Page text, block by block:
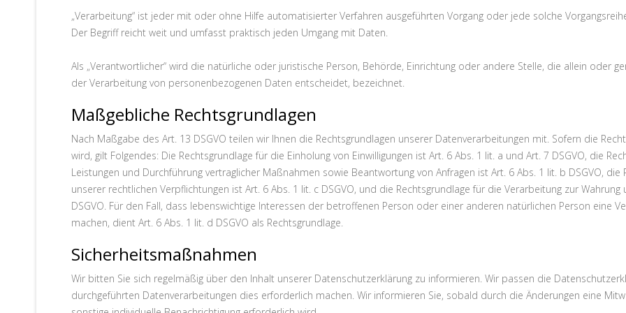
„Verarbeitung“ ist jeder mit oder ohne Hilfe automatisierter Verfahren ausgeführten Vorgang oder jede solche
Der Begriff reicht weit und umfasst praktisch jeden Umgang mit Daten.
Als „Verantwortlicher“ wird die natürliche oder juristische Person, Behörde, Einrichtung oder andere Stelle, die allein oder
der Verarbeitung von personenbezogenen Daten entscheidet, bezeichnet.
Maßgebliche Rechtsgrundlagen
Nach Maßgabe des Art. 13 DSGVO teilen wir Ihnen die Rechtsgrundlagen unserer Datenverarbeitungen mit. Sofern die
wird, gilt Folgendes: Die Rechtsgrundlage für die Einholung von Einwilligungen ist Art. 6 Abs. 1 lit. a und Art. 7 DSGVO, die
Leistungen und Durchführung vertraglicher Maßnahmen sowie Beantwortung von Anfragen ist Art. 6 Abs. 1 lit. b DSGVO,
unserer rechtlichen Verpflichtungen ist Art. 6 Abs. 1 lit. c DSGVO, und die Rechtsgrundlage für die Verarbeitung zur
DSGVO. Für den Fall, dass lebenswichtige Interessen der betroffenen Person oder einer anderen natürlichen Person eine
machen, dient Art. 6 Abs. 1 lit. d DSGVO als Rechtsgrundlage.
Sicherheitsmaßnahmen
Wir bitten Sie sich regelmäßig über den Inhalt unserer Datenschutzerklärung zu informieren. Wir passen die
durchgeführten Datenverarbeitungen dies erforderlich machen. Wir informieren Sie, sobald durch die Änderungen eine